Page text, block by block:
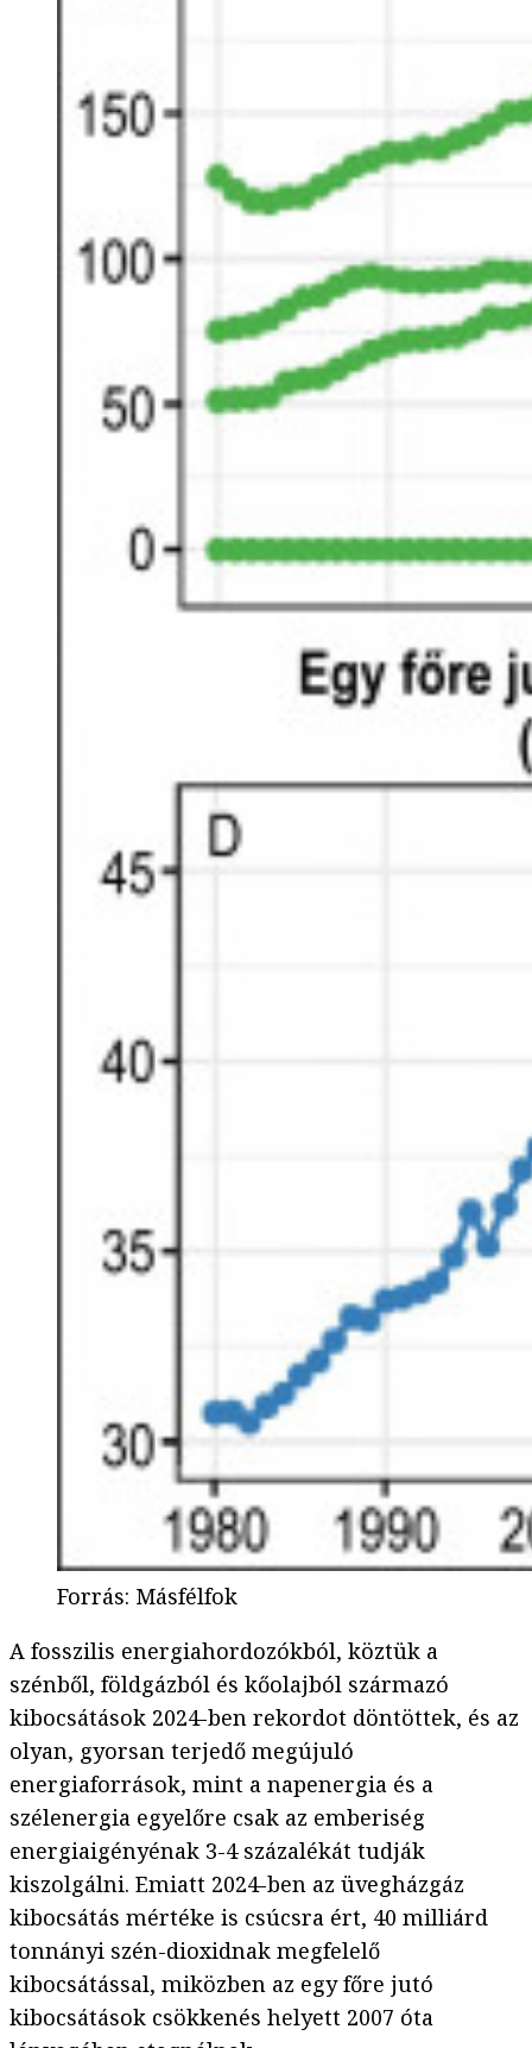
Forrás: Másfélfok
A fosszilis energiahordozókból, köztük a
szénből, földgázból és kőolajból származó
kibocsátások 2024-ben rekordot döntöttek, és az
olyan, gyorsan terjedő megújuló
energiaforrások, mint a napenergia és a
szélenergia egyelőre csak az emberiség
energiaigényénak 3-4 százalékát tudják
kiszolgálni. Emiatt 2024-ben az üvegházgáz
kibocsátás mértéke is csúcsra ért, 40 milliárd
tonnányi szén-dioxidnak megfelelő
kibocsátással, miközben az egy főre jutó
kibocsátások csökkenés helyett 2007 óta